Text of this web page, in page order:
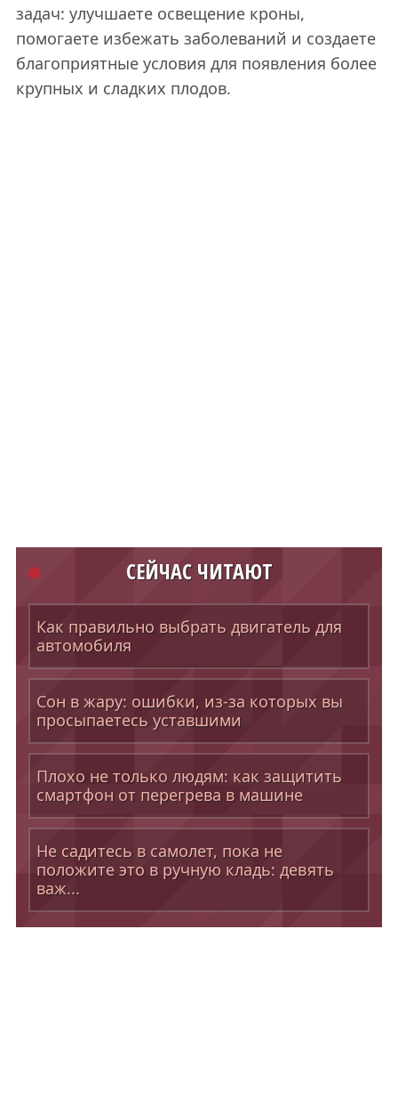
задач: улучшаете освещение кроны,
помогаете избежать заболеваний и создаете
благоприятные условия для появления более
крупных и сладких плодов.
СЕЙЧАС ЧИТАЮТ
Как правильно выбрать двигатель для
автомобиля
Сон в жару: ошибки, из-за которых вы
просыпаетесь уставшими
Плохо не только людям: как защитить
смартфон от перегрева в машине
Не садитесь в самолет, пока не
положите это в ручную кладь: девять
важ...